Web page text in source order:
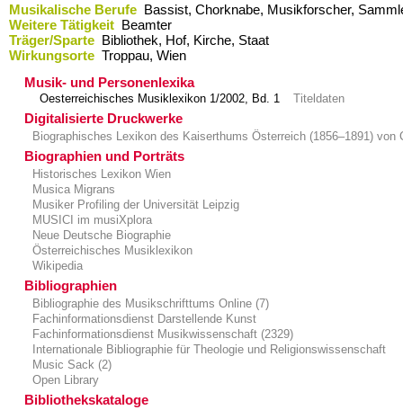
Musikalische Berufe Bassist, Chorknabe, Musikforscher,
Weitere Tätigkeit Beamter
Träger/Sparte Bibliothek, Hof, Kirche, Staat
Wirkungsorte Troppau,​ Wien
Musik- und Personenlexika
Oesterreichisches Musiklexikon 1/2002, Bd. 1 Titeldaten
Digitalisierte Druckwerke
Biographisches Lexikon des Kaiserthums Österreich (1856–1891) von
Biographien und Porträts
Historisches Lexikon Wien
Musica Migrans
Musiker Profiling der Universität Leipzig
MUSICI im musiXplora
Neue Deutsche Biographie
Österreichisches Musiklexikon
Wikipedia
Bibliographien
Bibliographie des Musikschrifttums Online (7)
Fachinformationsdienst Darstellende Kunst
Fachinformationsdienst Musikwissenschaft (2329)
Internationale Bibliographie für Theologie und Religionswissenschaft
Music Sack (2)
Open Library
Bibliothekskataloge